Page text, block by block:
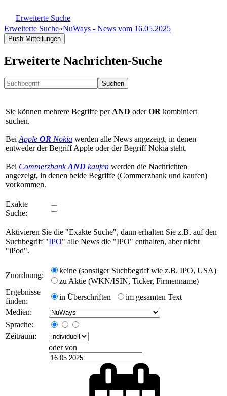
Erweiterte Suche
Erweiterte Suche»NuWays - News vom 16.05.2025
Push Mitteilungen
Erweiterte Nachrichten-Suche
Suchen
Sie können mehrere Begriffe per AND oderOR kombiniert
suchen.
Bei Apple OR Nokia werden alle News angezeigt, in denen
entweder der Begriff Apple oder der Begriff Nokia steht.
Bei CommerzbankAND kaufen werden die Nachrichten
angezeigt, in denen beide Begriffe (Commerzbank und kaufen)
vorkommen.
Exakte
Suche:
Aktivieren Sie die "Exakte Suche", dann erhalten Sie z.B. auf den
Suchbegriff "IPO" alle News die "IPO" enthalten, aber nicht
"iPod".
Zuordnung:
keine (sonstiger Suchbegriff wie z.B. IPO, USA)
zu Aktie (WKN/ISIN, Ticker, Firmenname)
Ergebnisse
finden:
in Überschriften
im gesamten Text
Medien:
Sprache:
Zeitraum:
oder von